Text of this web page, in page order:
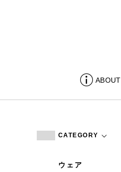
ABOUT
CATEGORY
ウェア